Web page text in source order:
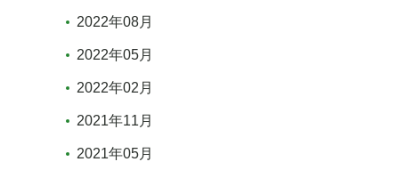
2022年08月
2022年05月
2022年02月
2021年11月
2021年05月